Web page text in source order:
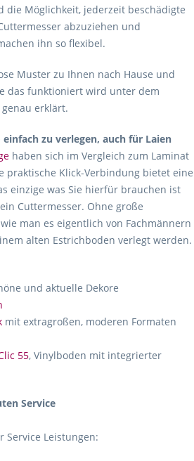
die Möglichkeit, jederzeit beschädigte
abzuziehen und
ihn so flexibel.
Muster zu Ihnen nach Hause und
das funktioniert wird unter dem
genau erklärt.
zu verlegen, auch für Laien
haben sich im Vergleich zum Laminat
praktische Klick-Verbindung bietet eine
einzige was Sie hierfür brauchen ist
Cuttermesser. Ohne große
man es eigentlich von Fachmännern
alten Estrichboden verlegt werden.
und aktuelle Dekore
mit extragroßen, moderen Formaten
55, Vinylboden mit integrierter
Service
Service Leistungen: